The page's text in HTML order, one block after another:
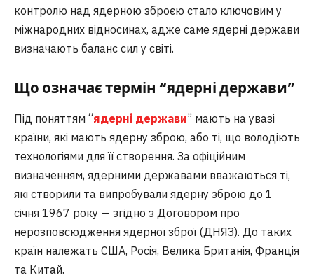
контролю над ядерною зброєю стало ключовим у
міжнародних відносинах, адже саме ядерні держави
визначають баланс сил у світі.
Що означає термін “ядерні держави”
Під поняттям “ядерні держави” мають на увазі
країни, які мають ядерну зброю, або ті, що володіють
технологіями для її створення. За офіційним
визначенням, ядерними державами вважаються ті,
які створили та випробували ядерну зброю до 1
січня 1967 року — згідно з Договором про
нерозповсюдження ядерної зброї (ДНЯЗ). До таких
країн належать США, Росія, Велика Британія, Франція
та Китай.